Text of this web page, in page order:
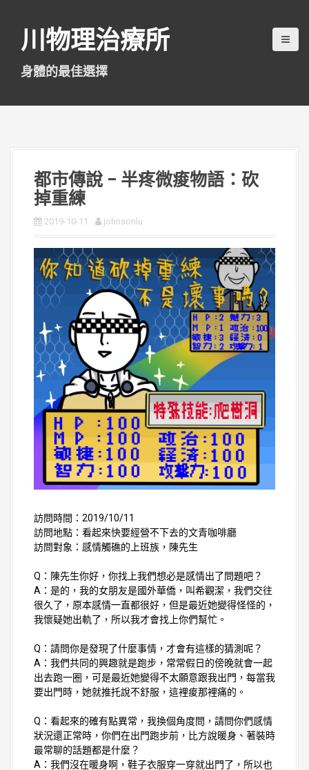
川物理治療所
身體的最佳選擇
都市傳說 – 半疼微痠物語：砍
掉重練
2019-10-11 johnsonlu
訪問時間：2019/10/11
訪問地點：看起來快要經營不下去的文青咖啡廳
訪問對象：感情觸礁的上班族，陳先生
Q：陳先生你好，你找上我們想必是感情出了問題吧？
A：是的，我的女朋友是國外華僑，叫希觀潔，我們交往
很久了，原本感情一直都很好，但是最近她變得怪怪的，
我懷疑她出軌了，所以我才會找上你們幫忙。
Q：請問你是發現了什麼事情，才會有這樣的猜測呢？
A：我們共同的興趣就是跑步，常常假日的傍晚就會一起
出去跑一圈，可是最近她變得不太願意跟我出門，每當我
要出門時，她就推托說不舒服，這裡痠那裡痛的。
Q：看起來的確有點異常，我換個角度問，請問你們感情
狀況還正常時，你們在出門跑步前，比方說暖身、著裝時
最常聊的話題都是什麼？
A：我們沒在暖身啊，鞋子衣服穿一穿就出門了，所以也